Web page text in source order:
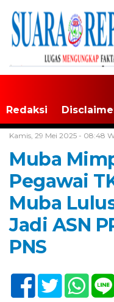
Redaksi
Kamis, 29 Mei 2025 - 08:48
Muba
Pegawai
Muba
Jadi ASN
PNS